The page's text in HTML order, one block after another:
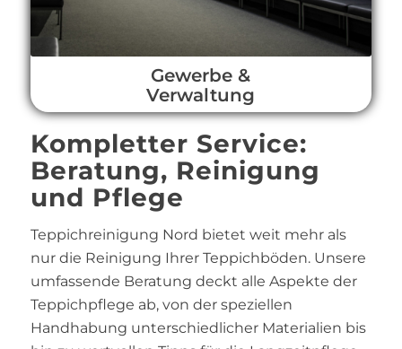
Gewerbe &
Verwaltung
Kompletter Service:
Beratung, Reinigung
und Pflege
Teppichreinigung Nord bietet weit mehr als
nur die Reinigung Ihrer Teppichböden. Unsere
umfassende Beratung deckt alle Aspekte der
Teppichpflege ab, von der speziellen
Handhabung unterschiedlicher Materialien bis